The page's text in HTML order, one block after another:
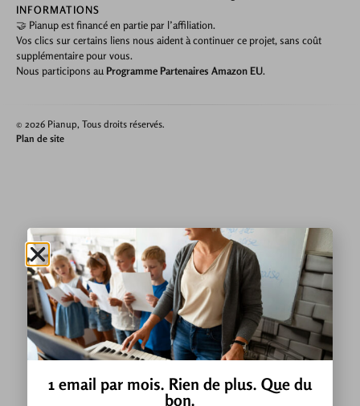
INFORMATIONS
🤝 Pianup est financé en partie par l’affiliation.
Vos clics sur certains liens nous aident à continuer ce projet, sans coût
supplémentaire pour vous.
Nous participons au Programme Partenaires Amazon EU.
© 2026 Pianup, Tous droits réservés.
Plan de site
1 email par mois. Rien de plus. Que du
bon.